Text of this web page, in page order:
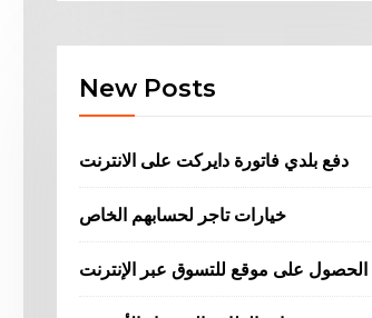
New Posts
دفع بلدي فاتورة دايركت على الانترنت
خيارات تاجر لحسابهم الخاص
الحصول على موقع للتسوق عبر الإنترنت